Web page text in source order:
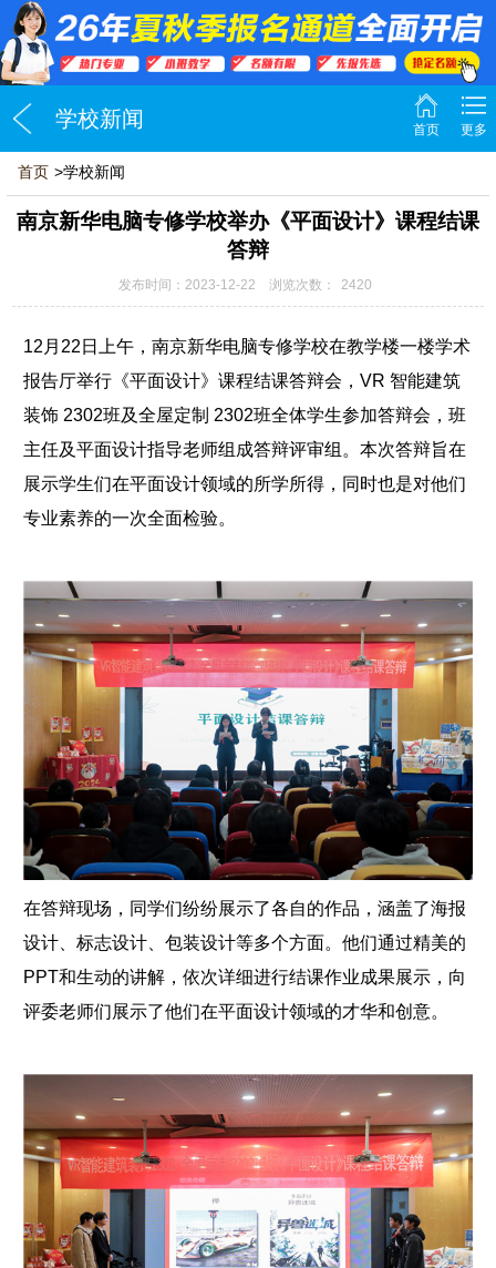
学校新闻 首页 更多
首页 >学校新闻
南京新华电脑专修学校举办《平面设计》课程结课
答辩
发布时间：2023-12-22 浏览次数： 2420
12月22日上午，南京新华电脑专修学校在教学楼一楼学术
报告厅举行《平面设计》课程结课答辩会，VR 智能建筑
装饰 2302班及全屋定制 2302班全体学生参加答辩会，班
主任及平面设计指导老师组成答辩评审组。本次答辩旨在
展示学生们在平面设计领域的所学所得，同时也是对他们
专业素养的一次全面检验。
在答辩现场，同学们纷纷展示了各自的作品，涵盖了海报
设计、标志设计、包装设计等多个方面。他们通过精美的
PPT和生动的讲解，依次详细进行结课作业成果展示，向
评委老师们展示了他们在平面设计领域的才华和创意。